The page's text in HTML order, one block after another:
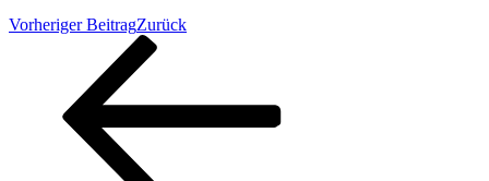
Vorheriger BeitragZurück